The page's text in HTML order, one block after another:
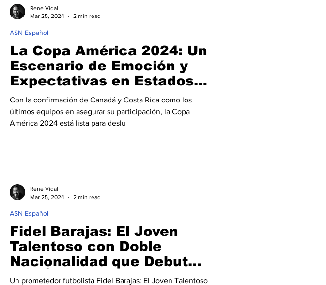
La Copa América 2024: Un
Escenario de Emoción y
Expectativas en Estados
Unidos
Con la confirmación de Canadá y Costa Rica como los
últimos equipos en asegurar su participación, la Copa
América 2024 está lista para deslu
ASN Español
Rene Vidal
Mar 25, 2024
2 min read
Fidel Barajas: El Joven
Talentoso con Doble
Nacionalidad que Debuta
con Éxito en la MLS
Un prometedor futbolista Fidel Barajas: El Joven Talentoso
ASN Español
Rene Vidal
Mar 25, 2024
2 min read